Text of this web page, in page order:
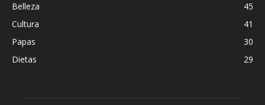
Belleza
45
Cultura
41
Papas
30
Dietas
29